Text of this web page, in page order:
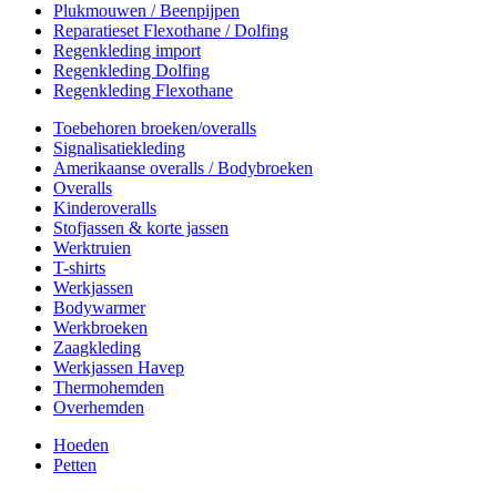
Plukmouwen / Beenpijpen
Reparatieset Flexothane / Dolfing
Regenkleding import
Regenkleding Dolfing
Regenkleding Flexothane
Toebehoren broeken/overalls
Signalisatiekleding
Amerikaanse overalls / Bodybroeken
Overalls
Kinderoveralls
Stofjassen & korte jassen
Werktruien
T-shirts
Werkjassen
Bodywarmer
Werkbroeken
Zaagkleding
Werkjassen Havep
Thermohemden
Overhemden
Hoeden
Petten